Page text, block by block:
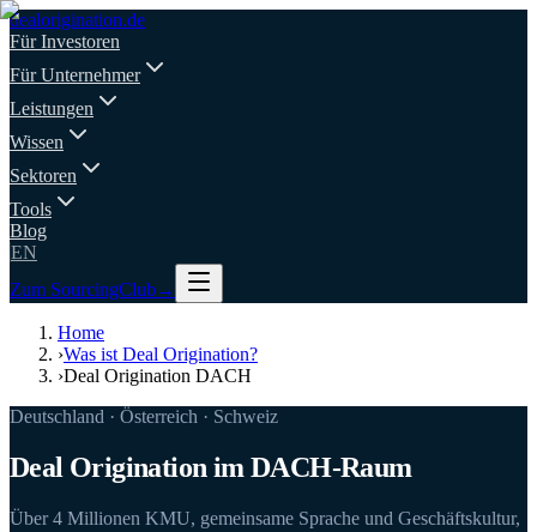
dealorigination.de
Für Investoren
Für Unternehmer
Leistungen
Wissen
Sektoren
Tools
Blog
EN
Zum SourcingClub→
Home
›Was ist Deal Origination?
›Deal Origination DACH
Deutschland · Österreich · Schweiz
Deal Origination im DACH-Raum
Über 4 Millionen KMU, gemeinsame Sprache und Geschäftskultur,